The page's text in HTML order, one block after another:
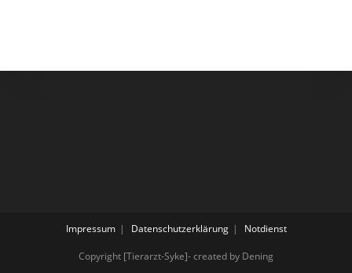
Impressum Datenschutzerklärung Notdienst
Copyright [Tierarzt-Syke]- created by Dening